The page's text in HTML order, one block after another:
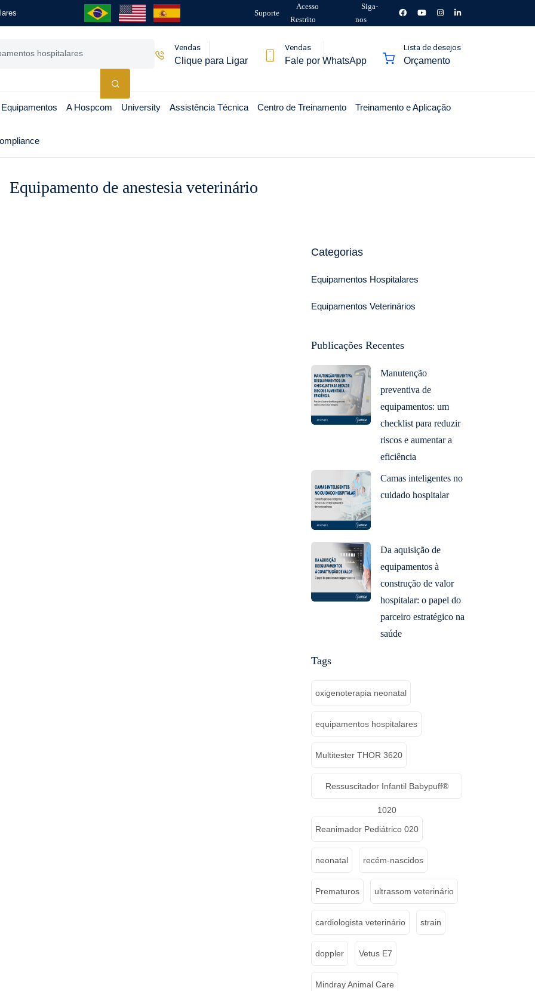
Suporte
Acesso
Restrito
Siga-
nos
Vendas
Clique para Ligar
Vendas
Fale por WhatsApp
Lista de desejos
Orçamento
A Hospcom University Assistência Técnica Centro de Treinamento Treinamento e Aplicação
Equipamento de anestesia veterinário
Categorias
Equipamentos Hospitalares
Equipamentos Veterinários
Publicações Recentes
Manutenção
preventiva de
equipamentos: um
checklist para reduzir
riscos e aumentar a
eficiência
Camas inteligentes no
cuidado hospitalar
Da aquisição de
equipamentos à
construção de valor
hospitalar: o papel do
parceiro estratégico na
saúde
Tags
oxigenoterapia neonatal
equipamentos hospitalares
Multitester THOR 3620
Ressuscitador Infantil Babypuff®
1020
Reanimador Pediátrico 020
neonatal recém-nascidos
Prematuros ultrassom veterinário
cardiologista veterinário strain
doppler Vetus E7
Mindray Animal Care